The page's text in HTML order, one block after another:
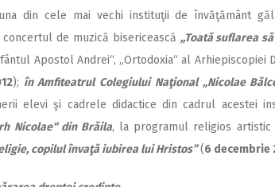
din cele mai vechi instituţii de învăţământ
de muzică bisericească ,,Toată suflarea
Apostol Andrei“, „Ortodoxia“ al Arhiepiscopiei
); în Amfiteatrul Colegiului Naţional „Nicolae
elevi şi cadrele didactice din cadrul acestei
Nicolae“ din Brăila, la programul religios artistic
copilul învaţă iubirea lui Hristos”(6 decembrie